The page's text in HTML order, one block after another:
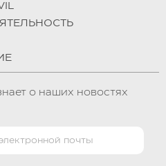
о наших новостях